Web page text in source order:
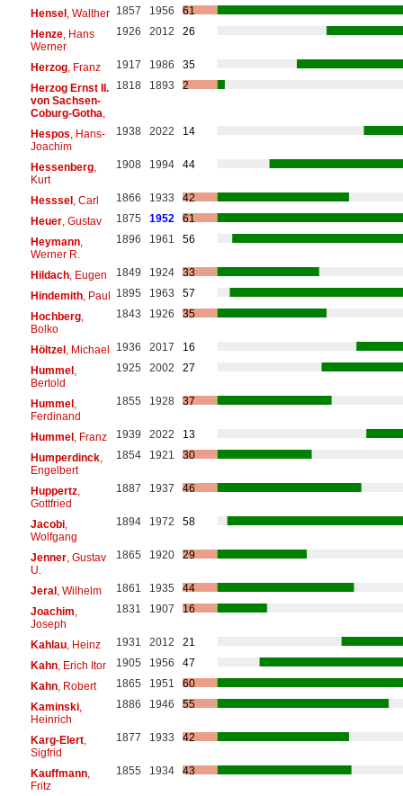
Hensel, Walther 1857 1956
61
Henze, Hans
Werner
1926 2012 26
Herzog, Franz 1917 1986
35
Herzog Ernst II.
von Sachsen-
Coburg-Gotha
1818 1893 2
Hespos , Hans-
Joachim
1938 2022 14
Hessenberg,
Kurt
1908 1994 44
Hesssel, Carl 1866 1933
42
Heuer, Gustav 1875 1952
61
Heymann,
Werner R.
1896 1961 56
Hildach, Eugen 1849 1924
33
Hindemith, Paul 1895 1963
57
Hochberg,
Bolko
1843 1926 35
Höltzel, Michael 1936 2017
16
Hummel,
Bertold
1925 2002 27
Hummel,
Ferdinand
1855 1928 37
Hummel, Franz 1939 2022
13
Humperdinck,
Engelbert
1854 1921 30
Huppertz,
Gottfried
1887 1937 46
Jacobi,
Wolfgang
1894 1972 58
Jenner, Gustav
U.
1865 1920 29
Jeral, Wilhelm 1861 1935
44
Joachim
Joseph
1831 1907 16
Kahlau, Heinz 1931 2012
21
Kahn, Erich Itor 1905 1956
47
Kahn, Robert 1865 1951
60
Kaminski,
Heinrich
1886 1946 55
Karg-Elert,
Sigfrid
1877 1933 42
Kauffmann,
Fritz
1855 1934 43